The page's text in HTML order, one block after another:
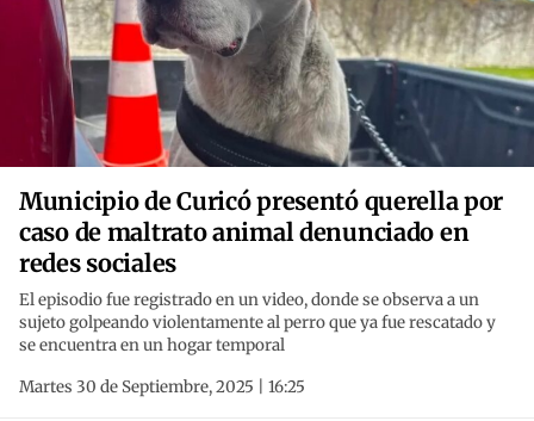
Municipio de Curicó presentó querella por
caso de maltrato animal denunciado en
redes sociales
El episodio fue registrado en un video, donde se observa a un
sujeto golpeando violentamente al perro que ya fue rescatado y
se encuentra en un hogar temporal
Martes 30 de Septiembre, 2025 | 16:25